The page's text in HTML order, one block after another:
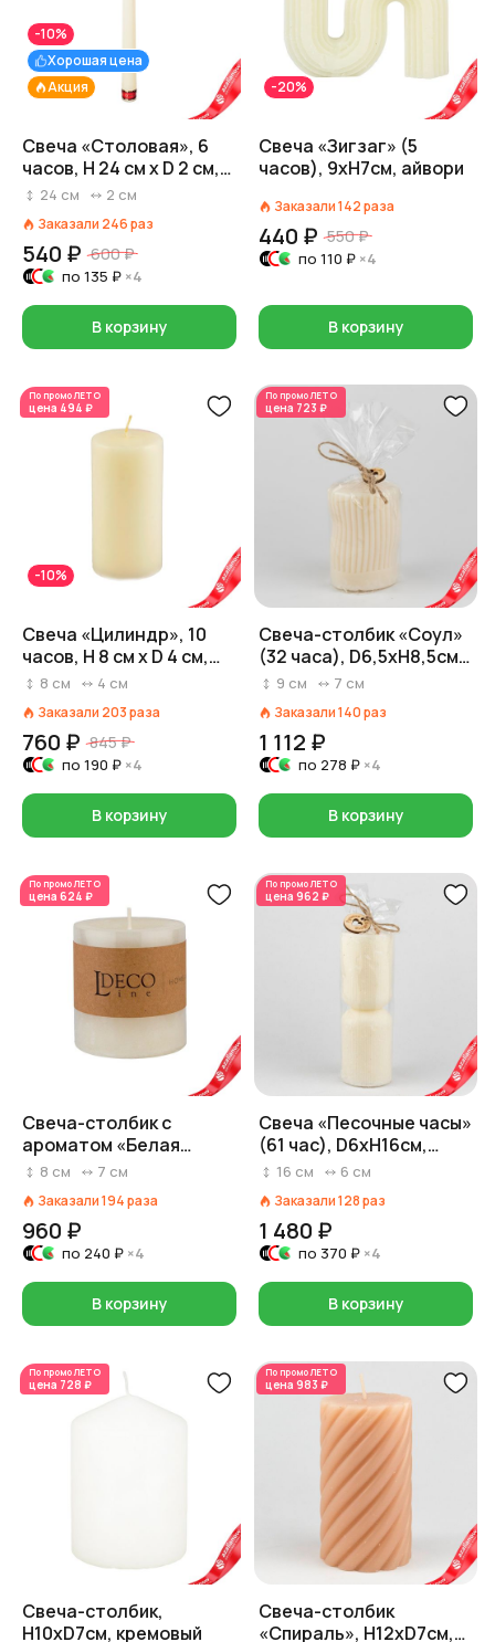
Акция
Хорошая цена
-10%
Свеча «Столовая», 6
часов, H 24 см x D 2 см,
кремовый
24 см 2 см
Заказали 246раз
540 ₽ 600 ₽
по 135 ₽ ×4
В корзину
-20%
Свеча «Зигзаг» (5
часов), 9xH7см, айвори
Заказали142раза
440 ₽ 550 ₽
по 110 ₽ ×4
В корзину
По промоЛЕТО
цена 494 ₽
-10%
Свеча «Цилиндр», 10
часов, H 8 см x D 4 см,
кремовый
8 см 4 см
Заказали 203раза
760 ₽ 845 ₽
по 190 ₽ ×4
В корзину
По промоЛЕТО
цена 723 ₽
Свеча-столбик «Соул»
(32 часа), D6,5xH8,5см,
айвори
9 см 7 см
Заказали140раз
1 112 ₽
по 278 ₽ ×4
В корзину
По промоЛЕТО
цена 624 ₽
Свеча-столбик с
ароматом «Белая
орхидея» (38 часов),
8 см 7 см
Заказали194раза
960 ₽
по 240 ₽ ×4
В корзину
По промоЛЕТО
цена 962 ₽
Свеча «Песочные часы»
(61 час), D6xH16см,
айвори
16 см 6 см
Заказали128раз
1 480 ₽
по 370 ₽ ×4
В корзину
По промоЛЕТО
цена 728 ₽
Свеча-столбик,
H10xD7см, кремовый
По промоЛЕТО
цена 983 ₽
Свеча-столбик
«Спираль», H12xD7см,